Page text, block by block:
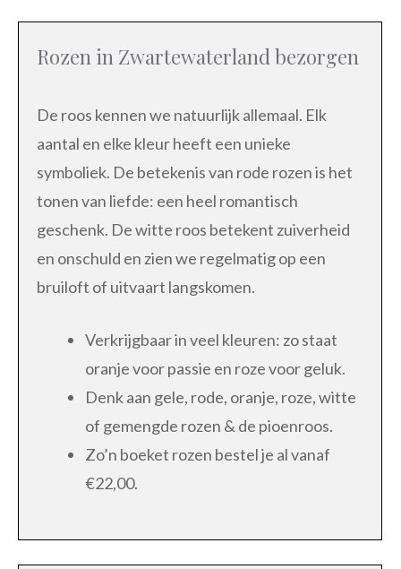
Rozen in Zwartewaterland bezorgen
De roos kennen we natuurlijk allemaal. Elk
aantal en elke kleur heeft een unieke
symboliek. De betekenis van rode rozen is het
tonen van liefde: een heel romantisch
geschenk. De witte roos betekent zuiverheid
en onschuld en zien we regelmatig op een
bruiloft of uitvaart langskomen.
Verkrijgbaar in veel kleuren: zo staat
oranje voor passie en roze voor geluk.
Denk aan gele, rode, oranje, roze, witte
of gemengde rozen & de pioenroos.
Zo’n boeket rozen bestel je al vanaf
€22,00.